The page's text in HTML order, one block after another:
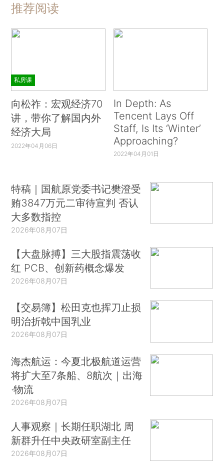
推荐阅读
私房课
向松祚：宏观经济70
讲，带你了解国内外
经济大局
2022年04月06日
In Depth: As
Tencent Lays Off
Staff, Is Its ‘Winter’
Approaching?
2022年04月01日
特稿｜国航原党委书记樊澄受
贿3847万元二审待宣判 否认
大多数指控
2026年08月07日
【大盘脉搏】三大股指震荡收
红 PCB、创新药概念爆发
2026年08月07日
【交易簿】松田克也挥刀止损
明治折戟中国乳业
2026年08月07日
海杰航运：今夏北极航道运营
将扩大至7条船、8航次｜出海
·物流
2026年08月07日
人事观察｜长期任职湖北 周
新群升任中央政研室副主任
2026年08月07日